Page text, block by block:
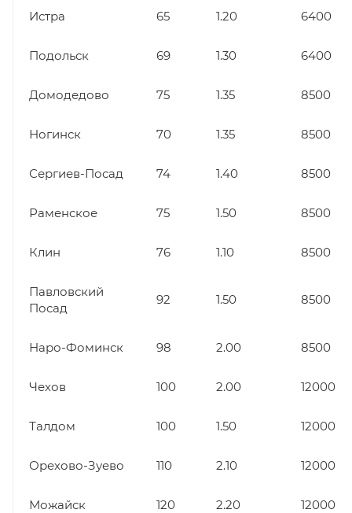
Истра 65 1.20 6400
Подольск 69 1.30 6400
Домодедово 75 1.35 8500
Ногинск 70 1.35 8500
Сергиев-Посад 74 1.40 8500
Раменское 75 1.50 8500
Клин 76 1.10 8500
Павловский
Посад
92 1.50 8500
Наро-Фоминск 98 2.00 8500
Чехов 100 2.00 12000
Талдом 100 1.50 12000
Орехово-Зуево 110 2.10 12000
Можайск 120 2.20 12000